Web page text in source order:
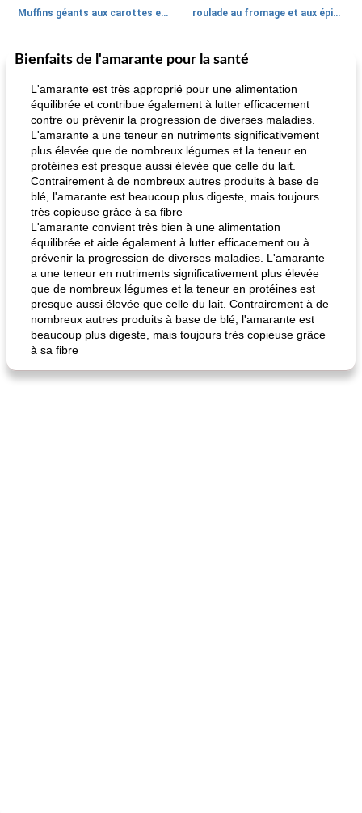
Muffins géants aux carottes et à la banane de Nif roulade au fromage et aux épinards
30min
Marques de confiance: recettes et
fiesta tostadas
Viande et volaille
Bienfaits de l'amarante pour la santé
L'amarante est très approprié pour une alimentation
équilibrée et contribue également à lutter efficacement
contre ou prévenir la progression de diverses maladies.
L'amarante a une teneur en nutriments significativement
plus élevée que de nombreux légumes et la teneur en
protéines est presque aussi élevée que celle du lait.
Contrairement à de nombreux autres produits à base de
blé, l'amarante est beaucoup plus digeste, mais toujours
très copieuse grâce à sa fibre
L'amarante convient très bien à une alimentation
équilibrée et aide également à lutter efficacement ou à
prévenir la progression de diverses maladies. L'amarante
a une teneur en nutriments significativement plus élevée
que de nombreux légumes et la teneur en protéines est
presque aussi élevée que celle du lait. Contrairement à de
nombreux autres produits à base de blé, l'amarante est
beaucoup plus digeste, mais toujours très copieuse grâce
à sa fibre